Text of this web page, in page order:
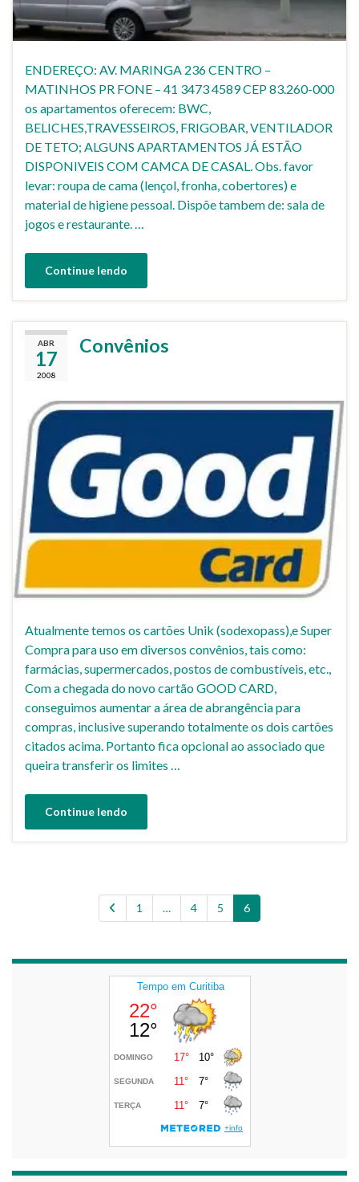
ENDEREÇO: AV. MARINGA 236 CENTRO –
MATINHOS PR FONE – 41 3473 4589 CEP 83.260-000
os apartamentos oferecem: BWC,
BELICHES,TRAVESSEIROS, FRIGOBAR, VENTILADOR
DE TETO; ALGUNS APARTAMENTOS JÁ ESTÃO
DISPONIVEIS COM CAMCA DE CASAL. Obs. favor
levar: roupa de cama (lençol, fronha, cobertores) e
material de higiene pessoal. Dispõe tambem de: sala de
jogos e restaurante. …
Continue lendo
ABR
17
2008
Convênios
Atualmente temos os cartões Unik (sodexopass),e Super
Compra para uso em diversos convênios, tais como:
farmácias, supermercados, postos de combustíveis, etc.,
Com a chegada do novo cartão GOOD CARD,
conseguimos aumentar a área de abrangência para
compras, inclusive superando totalmente os dois cartões
citados acima. Portanto fica opcional ao associado que
queira transferir os limites …
Continue lendo
1 … 4 5 6